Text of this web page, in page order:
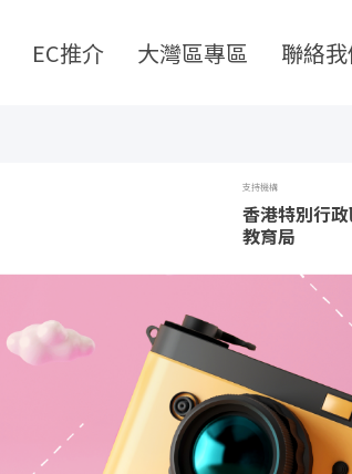
EC推介 大灣區專區 聯絡
支持機構
香港特別行
教育局